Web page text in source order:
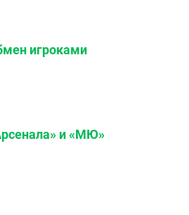
игроками
и «МЮ»